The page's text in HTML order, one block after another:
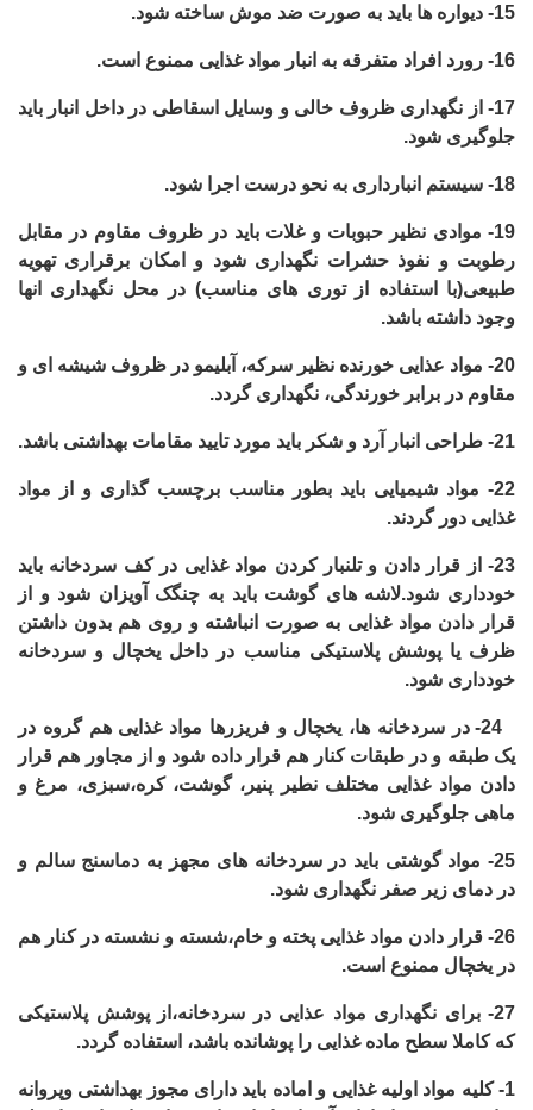
15- دیواره ها باید به صورت ضد موش ساخته شود.
16- رورد افراد متفرقه به انبار مواد غذایی ممنوع است.
17-
از نگهداری ظروف خالی و وسایل اسقاطی در داخل انبار باید
جلوگیری شود.
18- سیستم انبارداری به نحو درست اجرا شود.
19-
موادی نظیر حبوبات و غلات باید در ظروف مقاوم در مقابل
رطوبت و نفوذ حشرات نگهداری شود و امکان برقراری تهویه
طبیعی(با استفاده از توری های مناسب) در محل نگهداری انها
وجود داشته باشد.
20- مواد عذایی خورنده نظیر سرکه، آبلیمو در ظروف شیشه ای و
مقاوم در برابر خورندگی، نگهداری گردد.
21- طراحی انبار آرد و شکر باید مورد تایید مقامات بهداشتی باشد.
22-
مواد شیمیایی باید بطور مناسب برچسب گذاری و از مواد
غذایی دور گردند.
23-
از قرار دادن و تلنبار کردن مواد غذایی در کف سردخانه باید
خودداری شود.لاشه های گوشت باید به چنگک آویزان شود و از
قرار دادن مواد غذایی به صورت انباشته و روی هم بدون داشتن
ظرف یا پوشش پلاستیکی مناسب در داخل یخچال و سردخانه
خودداری شود.
24- در سردخانه ها، یخچال و فریزرها مواد غذایی هم گروه در
یک طبقه و در طبقات کنار هم قرار داده شود و از مجاور هم قرار
دادن مواد غذایی مختلف نطیر پنیر، گوشت، کره،سبزی، مرغ و
ماهی جلوگیری شود.
25-
مواد گوشتی باید در سردخانه های مجهز به دماسنج سالم و
در دمای زیر صفر نگهداری شود.
26- قرار دادن مواد غذایی پخته و خام،شسته و نشسته در کنار هم
در یخچال ممنوع است.
27-
برای نگهداری مواد عذایی در سردخانه،از پوشش پلاستیکی
که کاملا سطح ماده غذایی را پوشانده باشد، استفاده گردد.
1- کلیه مواد اولیه غذایی و اماده باید دارای مجوز بهداشتی وپروانه